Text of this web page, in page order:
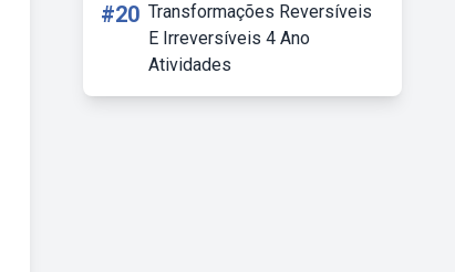
#20 Transformações Reversíveis
E Irreversíveis 4 Ano
Atividades